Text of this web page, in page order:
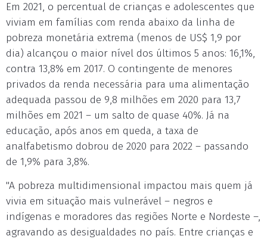
Em 2021, o percentual de crianças e adolescentes que
viviam em famílias com renda abaixo da linha de
pobreza monetária extrema (menos de US$ 1,9 por
dia) alcançou o maior nível dos últimos 5 anos: 16,1%,
contra 13,8% em 2017. O contingente de menores
privados da renda necessária para uma alimentação
adequada passou de 9,8 milhões em 2020 para 13,7
milhões em 2021 – um salto de quase 40%. Já na
educação, após anos em queda, a taxa de
analfabetismo dobrou de 2020 para 2022 – passando
de 1,9% para 3,8%.
"A pobreza multidimensional impactou mais quem já
vivia em situação mais vulnerável – negros e
indígenas e moradores das regiões Norte e Nordeste –,
agravando as desigualdades no país. Entre crianças e